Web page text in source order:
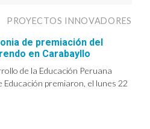
PROYECTOS INNOVADORES
de premiación del
en Carabayllo
de la Educación Peruana
Educación premiaron, el lunes 22